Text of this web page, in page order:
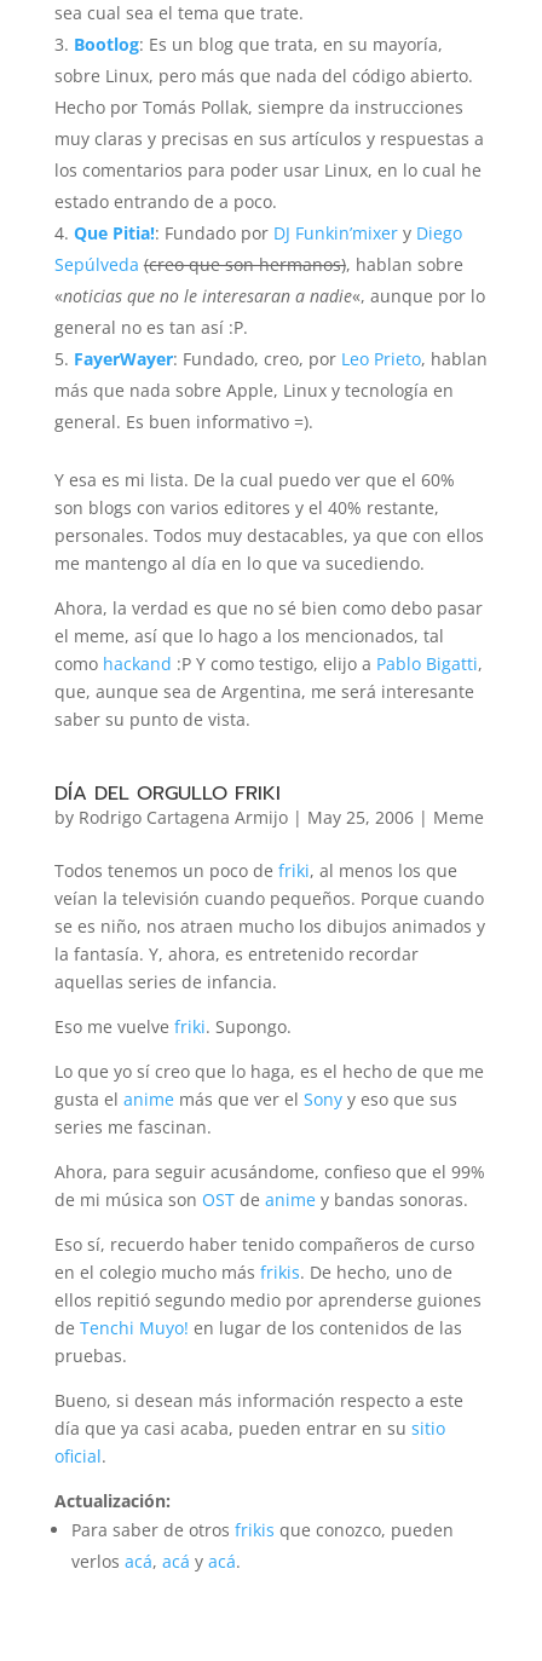
sea cual sea el tema que trate.
Bootlog: Es un blog que trata, en su mayoría,
sobre Linux, pero más que nada del código abierto.
Hecho por Tomás Pollak, siempre da instrucciones
muy claras y precisas en sus artículos y respuestas a
los comentarios para poder usar Linux, en lo cual he
estado entrando de a poco.
Que Pitia!: Fundado por DJ Funkin’mixery Diego
Sepúlveda (creo que son hermanos), hablan sobre
«noticias que no le interesaran a nadie«, aunque por lo
general no es tan así­ :P.
FayerWayer: Fundado, creo, por Leo Prieto, hablan
más que nada sobre Apple, Linux y tecnología en
general. Es buen informativo =).
Y esa es mi lista. De la cual puedo ver que el 60%
son blogs con varios editores y el 40% restante,
personales. Todos muy destacables, ya que con ellos
me mantengo al día en lo que va sucediendo.
Ahora, la verdad es que no sé bien como debo pasar
el meme, así que lo hago a los mencionados, tal
como hackand :P Y como testigo, elijo a Pablo Bigatti,
que, aunque sea de Argentina, me será interesante
saber su punto de vista.
DÍA DEL ORGULLO FRIKI
by Rodrigo Cartagena Armijo| May 25, 2006| Meme
Todos tenemos un poco de friki, al menos los que
veían la televisión cuando pequeños. Porque cuando
se es niño, nos atraen mucho los dibujos animados y
la fantasía. Y, ahora, es entretenido recordar
aquellas series de infancia.
Eso me vuelve friki. Supongo.
Lo que yo sí creo que lo haga, es el hecho de que me
gusta el animemás que ver el Sonyy eso que sus
series me fascinan.
Ahora, para seguir acusándome, confieso que el 99%
de mi música son OSTde animey bandas sonoras.
Eso sí, recuerdo haber tenido compañeros de curso
en el colegio mucho más frikis. De hecho, uno de
ellos repitió segundo medio por aprenderse guiones
de Tenchi Muyo! en lugar de los contenidos de las
pruebas.
Bueno, si desean más información respecto a este
día que ya casi acaba, pueden entrar en su sitio
oficial.
Actualización:
Para saber de otros frikis que conozco, pueden
verlos acá, acá y acá.